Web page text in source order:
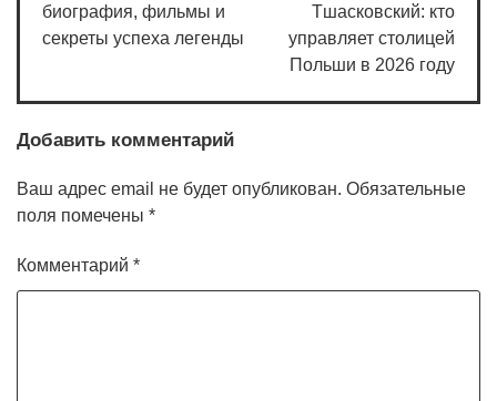
записям
биография, фильмы и
секреты успеха легенды
Тшасковский: кто
управляет столицей
Польши в 2026 году
Добавить комментарий
Ваш адрес email не будет опубликован. Обязательные
поля помечены *
Комментарий *